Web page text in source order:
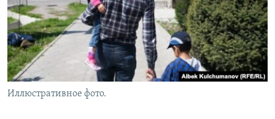
Иллюстративное фото.